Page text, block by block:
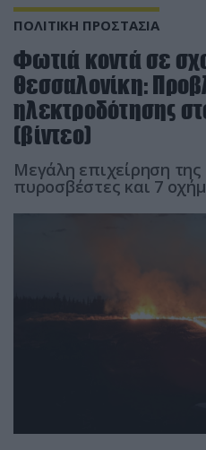
ΠΟΛΙΤΙΚΗ ΠΡΟΣΤΑΣΙΑ
Φωτιά κοντά σε
Θεσσαλονίκη:
ηλεκτροδότησης
(βίντεο)
Μεγάλη επιχείρηση
πυροσβέστες και 7